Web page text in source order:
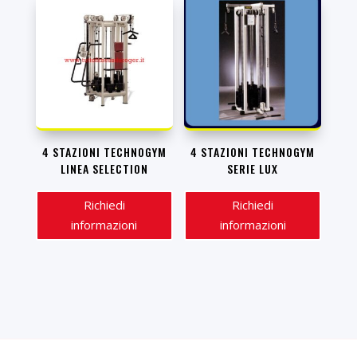
4 STAZIONI TECHNOGYM
LINEA SELECTION
Richiedi
informazioni
4 STAZIONI TECHNOGYM
SERIE LUX
Richiedi
informazioni